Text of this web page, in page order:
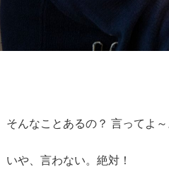
そんなことあるの？ 言ってよ
いや、言わない。絶対！